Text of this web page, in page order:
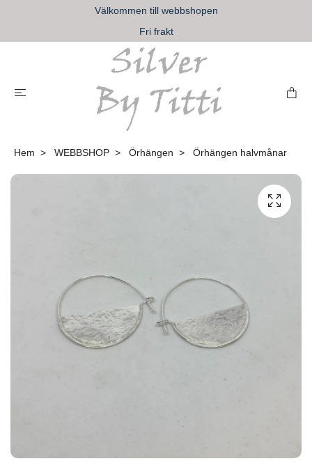
Välkommen till webbshopen
Fri frakt
Hem WEBBSHOP Örhängen Örhängen halvmånar